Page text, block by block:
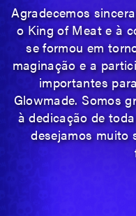
Agradecemos
o King of Meat e à
se formou em
maginação e a
importantes
Glowmade. Somos
à dedicação de
desejamos muito